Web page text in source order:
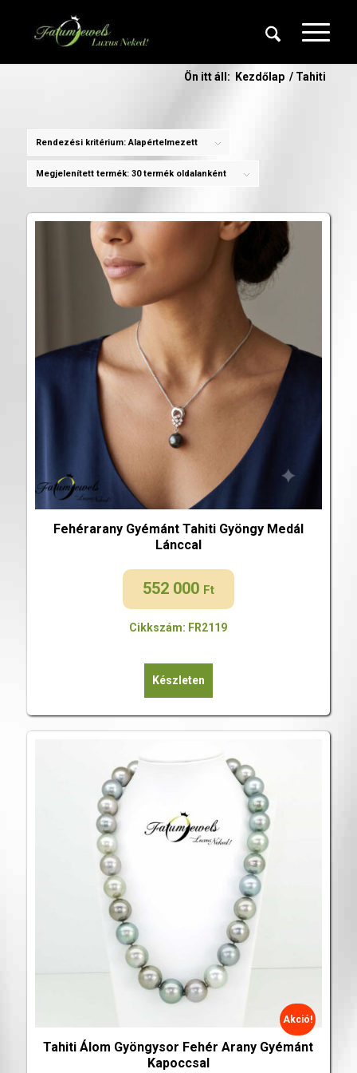
Ön itt áll: Kezdőlap / Tahiti
Rendezési kritérium:Alapértelmezett
Megjelenített termék: 30 termék oldalanként
Fehérarany Gyémánt Tahiti Gyöngy Medál
Lánccal
552 000 Ft
Cikkszám: FR2119
Készleten
Tahiti Álom Gyöngysor Fehér Arany Gyémánt
Kapoccsal
Akció!